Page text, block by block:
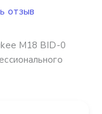
M18 BID-0
отзыв